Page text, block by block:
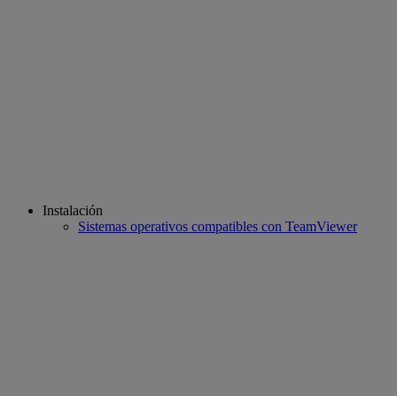
Instalación
Sistemas operativos compatibles con TeamViewer